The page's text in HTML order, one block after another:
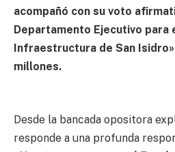
acompañó con su voto
Departamento Ejecutivo para
Infraestructura de San
millones.
Desde la bancada opositora
responde a una profunda